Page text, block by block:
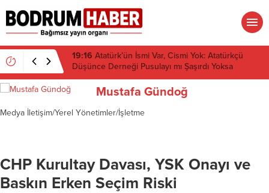
07:58 Ahmet Aras neden CHP’den istifa etmiyor?
Mustafa Gündoğ
Medya İletişim/Yerel Yönetimler/İşletme
CHP Kurultay Davası, YSK Onayı ve
Baskın Erken Seçim Riski